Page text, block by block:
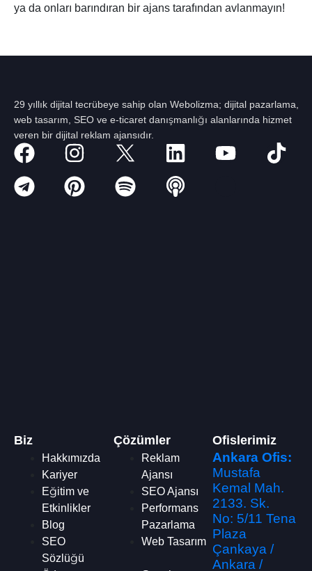
ya da onları barındıran bir ajans tarafından avlanmayın!
29 yıllık dijital tecrübeye sahip olan Webolizma; dijital pazarlama,
web tasarım, SEO ve e-ticaret danışmanlığı alanlarında hizmet
veren bir dijital reklam ajansıdır.
Biz
Hakkımızda
Kariyer
Eğitim ve
Etkinlikler
Blog
SEO
Sözlüğü
Çözümler
Reklam
Ajansı
SEO Ajansı
Performans
Pazarlama
Web Tasarım
Ofislerimiz
Ankara Ofis:
Mustafa
Kemal Mah.
2133. Sk.
No: 5/11 Tena
Plaza
Çankaya /
Ankara /